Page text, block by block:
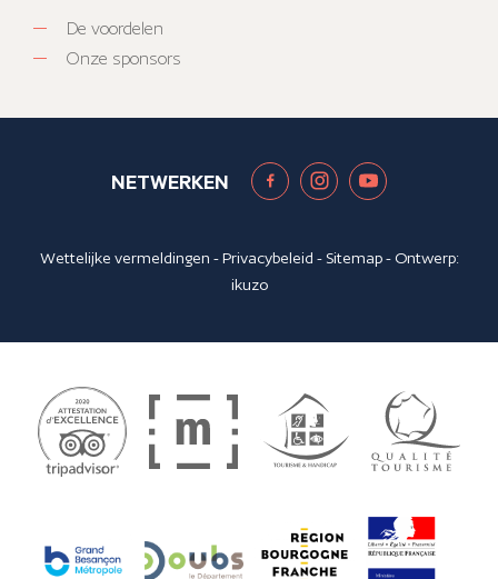
De voordelen
Onze sponsors
NETWERKEN
Wettelijke vermeldingen -Privacybeleid - Sitemap- Ontwerp:
ikuzo